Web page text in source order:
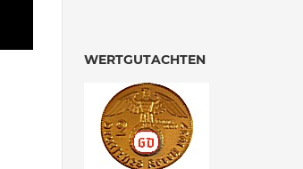
WERTGUTACHTEN